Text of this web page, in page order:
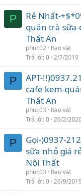
P
Rẻ Nhất-
quán trà
Thất An
phuc02 Rao vặt
Trả lời 0 2/7/2019
P
APT-
cafe kem-
Thất An
phuc03
Rao vặt
Trả lời 0 26/2/
P
Gọi-)0937-
sữa nhỏ giá
Nội Thất
phuc03
Rao vặt
Trả lời 0 26/9/2019